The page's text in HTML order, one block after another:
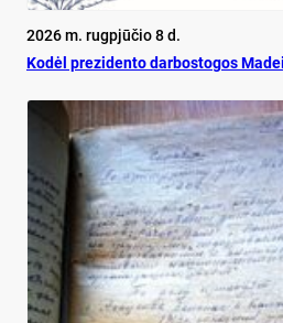
2026 m. rugpjūčio 8 d.
Ko­dėl pre­zi­den­to dar­bos­to­gos